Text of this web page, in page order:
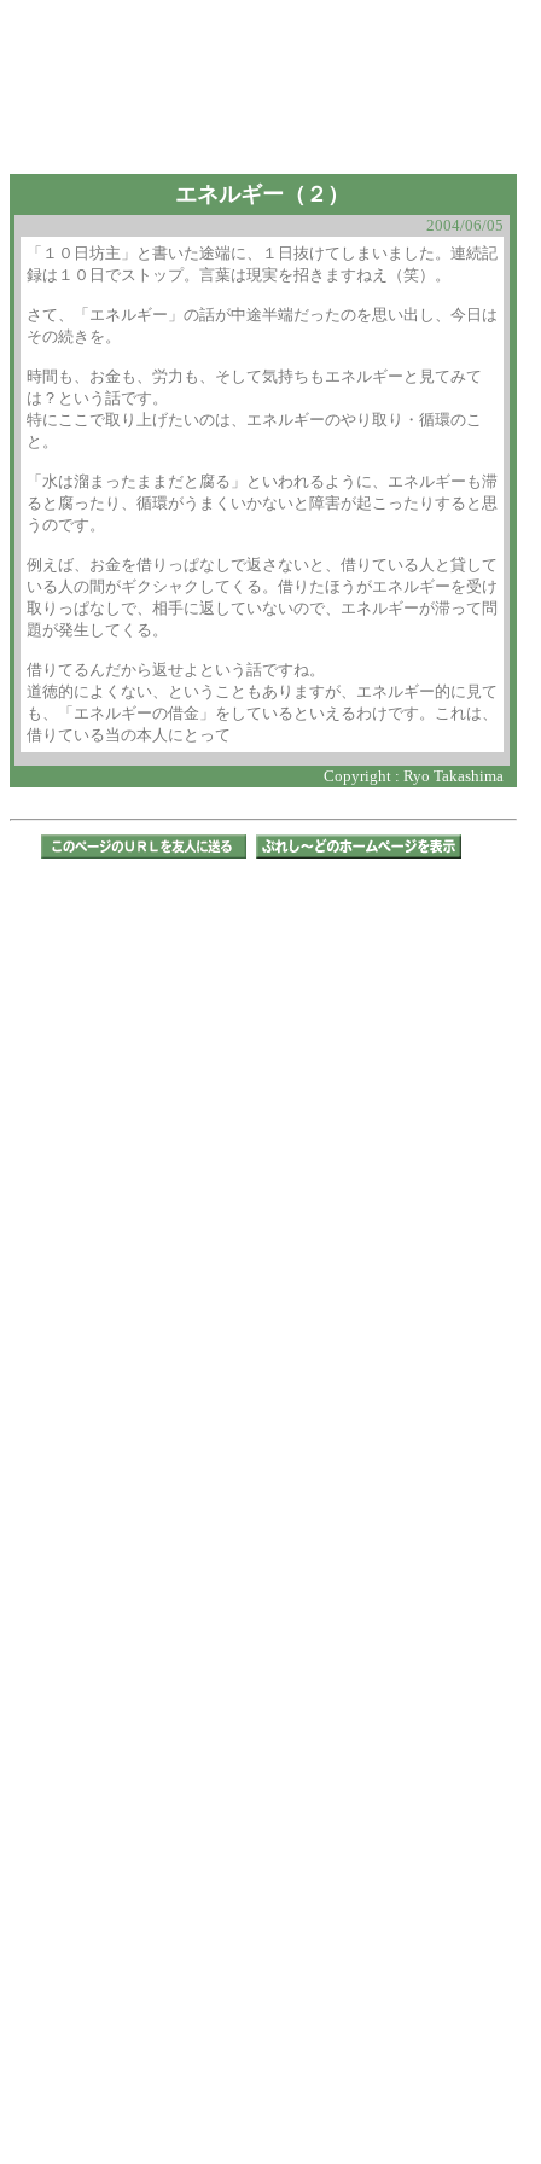
エネルギー（２）
2004/06/05
「１０日坊主」と書いた途端に、１日抜けてしまいました。連続記
録は１０日でストップ。言葉は現実を招きますねえ（笑）。
さて、「エネルギー」の話が中途半端だったのを思い出し、今日は
その続きを。
時間も、お金も、労力も、そして気持ちもエネルギーと見てみて
は？という話です。
特にここで取り上げたいのは、エネルギーのやり取り・循環のこ
と。
「水は溜まったままだと腐る」といわれるように、エネルギーも滞
ると腐ったり、循環がうまくいかないと障害が起こったりすると思
うのです。
例えば、お金を借りっぱなしで返さないと、借りている人と貸して
いる人の間がギクシャクしてくる。借りたほうがエネルギーを受け
取りっぱなしで、相手に返していないので、エネルギーが滞って問
題が発生してくる。
借りてるんだから返せよという話ですね。
道徳的によくない、ということもありますが、エネルギー的に見て
も、「エネルギーの借金」をしているといえるわけです。これは、
借りている当の本人にとって
Copyright : Ryo Takashima